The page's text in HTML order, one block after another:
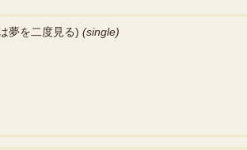
夢を二度見る) (single)